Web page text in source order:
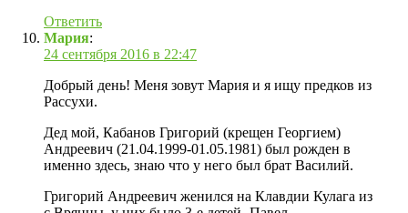
Ответить
Мария:
24 сентября 2016 в 22:47
Добрый день! Меня зовут Мария и я ищу предков из
Рассухи.
Дед мой, Кабанов Григорий (крещен Георгием)
Андреевич (21.04.1999-01.05.1981) был рожден в
именно здесь, знаю что у него был брат Василий.
Григорий Андреевич женился на Клавдии Кулага из